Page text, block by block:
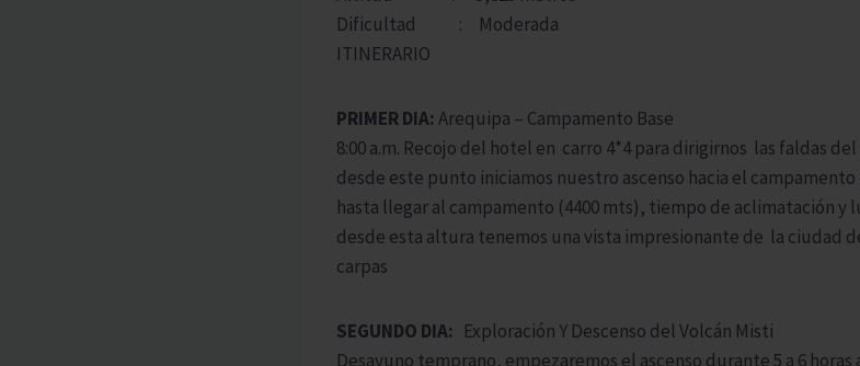
Dificultad : Moderada
ITINERARIO
PRIMER DIA: Arequipa – Campamento Base
8:00 a.m. Recojo del hotel en carro 4*4 para dirigirnos las faldas
desde este punto iniciamos nuestro ascenso hacia el campamento
hasta llegar al campamento (4400 mts), tiempo de aclimatación y
desde esta altura tenemos una vista impresionante de la ciudad
carpas
SEGUNDO DIA: Exploración Y Descenso del Volcán Misti
Desayuno temprano, empezaremos el ascenso durante 5 a 6